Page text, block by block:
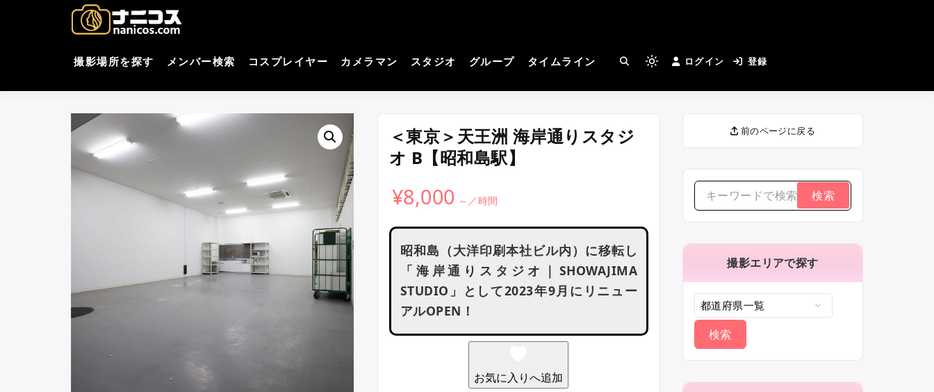
へ
コスプレ撮影サイト
撮影場所を探す メンバー検索 コスプレイヤー カメラマン スタジオ グループ タイムライン
Light
ログイン 登録
＜東京＞天王洲 海岸通りスタジ
オ B【昭和島駅】
¥8,000
昭和島（大洋印刷本社ビル内）に移転し
「海岸通りスタジオ｜SHOWAJIMA
STUDIO」として2023年9月にリニュー
アルOPEN！
お気に入りへ追加
前のページに戻る
撮影エリアで探す